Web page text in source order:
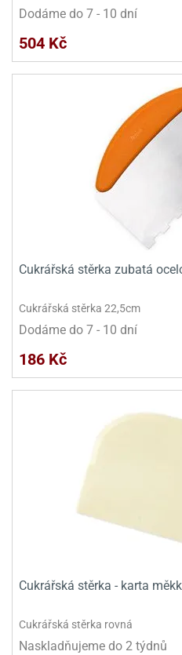
Dodáme do 7 - 10 dní
504 Kč
Cukrářská stěrka zubatá
Cukrářská stěrka 22,5cm
Dodáme do 7 - 10 dní
186 Kč
Cukrářská stěrka - karta
Cukrářská stěrka rovná
Naskladňujeme do 2 týdnů